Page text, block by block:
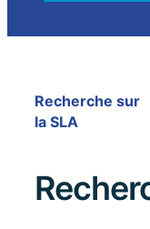
Recherche sur
la SLA